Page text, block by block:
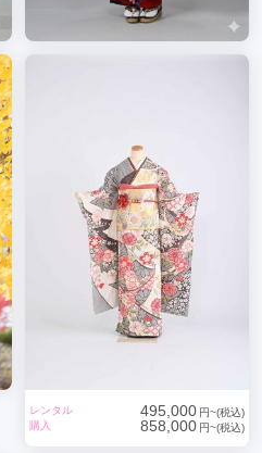
レンタル 495,000 円~(税込)
購入
858,000 円~(税込)